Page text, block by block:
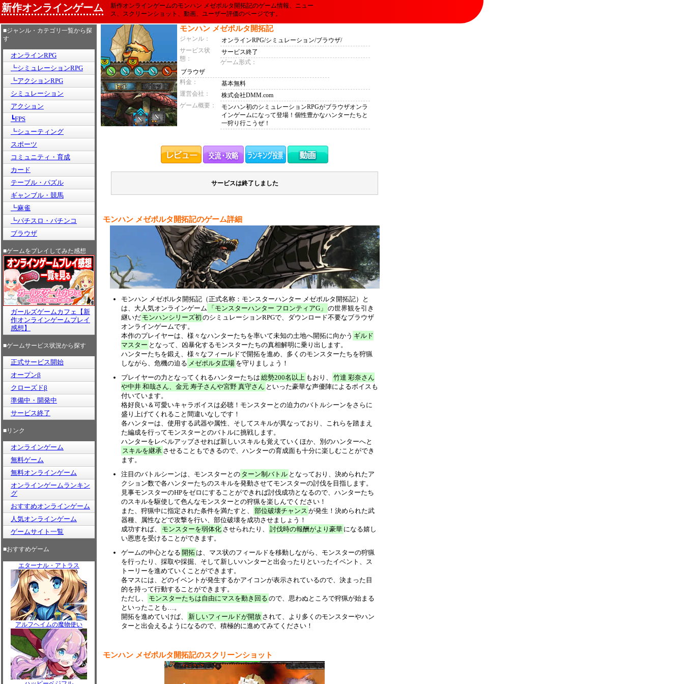
新作オンラインゲーム
新作オンラインゲームのモンハン メゼポルタ開拓記のゲーム情報、ニュー
ス、スクリーンショット、動画、ユーザー評価のページです。
■ジャンル・カテゴリ一覧から探
す
オンラインRPG
┗シミュレーションRPG
┗アクションRPG
シミュレーション
アクション
┗FPS
┗シューティング
スポーツ
コミュニティ・育成
カード
テーブル・パズル
ギャンブル・競馬
┗麻雀
┗パチスロ・パチンコ
ブラウザ
■ゲームをプレイしてみた感想
ガールズゲームカフェ【新
作オンラインゲームプレイ
感想】
■ゲームサービス状況から探す
正式サービス開始
オープンβ
クローズドβ
準備中・開発中
サービス終了
■リンク
オンラインゲーム
無料ゲーム
無料オンラインゲーム
オンラインゲームランキン
グ
おすすめオンラインゲーム
人気オンラインゲーム
ゲームサイト一覧
■おすすめゲーム
エターナル・アトラス
アルフヘイムの魔物使い
モンハン メゼポルタ開拓記
ジャンル：
オンラインRPG/シミュレーション/ブラウザ/
サービス状
態：
サービス終了
ゲーム形式：
ブラウザ
料金：
基本無料
運営会社：
株式会社DMM.com
ゲーム概要：
モンハン初のシミュレーションRPGがブラウザオンラ
インゲームになって登場！個性豊かなハンターたちと
一狩り行こうぜ！
サービスは終了しました
モンハン メゼポルタ開拓記のゲーム詳細
モンハン メゼポルタ開拓記（正式名称：モンスターハンター メゼポルタ開拓記）と
は、大人気オンラインゲーム
「モンスターハンター フロンティアG」 の世界観を引き
継いだ モンハンシリーズ初 のシミュレーションRPGで、ダウンロード不要なブラウザ
オンラインゲームです。
本作のプレイヤーは、様々なハンターたちを率いて未知の土地へ開拓に向かう ギルド
マスター となって、凶暴化するモンスターたちの真相解明に乗り出します。
ハンターたちを鍛え、様々なフィールドで開拓を進め、多くのモンスターたちを狩猟
しながら、危機の迫る メゼポルタ広場 を守りましょう！
プレイヤーの力となってくれるハンターたちは 総勢200名以上 もおり、
竹達 彩奈さん
や中井 和哉さん、金元 寿子さんや宮野 真守さん といった豪華な声優陣によるボイスも
付いています。
格好良い＆可愛いキャラボイスは必聴！モンスターとの迫力のバトルシーンをさらに
盛り上げてくれること間違いなしです！
各ハンターは、使用する武器や属性、そしてスキルが異なっており、これらを踏まえ
た編成を行ってモンスターとのバトルに挑戦します。
ハンターをレベルアップさせれば新しいスキルも覚えていくほか、別のハンターへと
スキルを継承 させることもできるので、ハンターの育成面も十分に楽しむことができ
ます。
注目のバトルシーンは、モンスターとの ターン制バトル となっており、決められたア
クション数で各ハンターたちのスキルを発動させてモンスターの討伐を目指します。
見事モンスターのHPをゼロにすることができれば討伐成功となるので、ハンターたち
のスキルを駆使して色んなモンスターとの狩猟を楽しんでください！
また、狩猟中に指定された条件を満たすと、
部位破壊チャンス が発生！決められた武
器種、属性などで攻撃を行い、部位破壊を成功させましょう！
成功すれば、
モンスターを弱体化 させられたり、 討伐時の報酬がより豪華 になる嬉し
い恩恵を受けることができます。
ゲームの中心となる 開拓 は、マス状のフィールドを移動しながら、モンスターの狩猟
を行ったり、採取や採掘、そして新しいハンターと出会ったりといったイベント、ス
トーリーを進めていくことができます。
各マスには、どのイベントが発生するかアイコンが表示されているので、決まった目
的を持って行動することができます。
ただし、
モンスターたちは自由にマスを動き回る ので、思わぬところで狩猟が始まる
といったことも…。
開拓を進めていけば、
新しいフィールドが開放 されて、より多くのモンスターやハン
ターと出会えるようになるので、積極的に進めてみてください！
モンハン メゼポルタ開拓記のスクリーンショット